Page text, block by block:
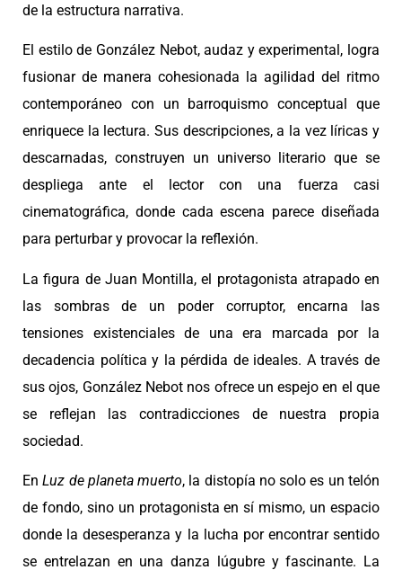
de la estructura narrativa.
El estilo de González Nebot, audaz y experimental, logra
fusionar de manera cohesionada la agilidad del ritmo
contemporáneo con un barroquismo conceptual que
enriquece la lectura. Sus descripciones, a la vez líricas y
descarnadas, construyen un universo literario que se
despliega ante el lector con una fuerza casi
cinematográfica, donde cada escena parece diseñada
para perturbar y provocar la reflexión.
La figura de Juan Montilla, el protagonista atrapado en
las sombras de un poder corruptor, encarna las
tensiones existenciales de una era marcada por la
decadencia política y la pérdida de ideales. A través de
sus ojos, González Nebot nos ofrece un espejo en el que
se reflejan las contradicciones de nuestra propia
sociedad.
EnLuz de planeta muerto, la distopía no solo es un telón
de fondo, sino un protagonista en sí mismo, un espacio
donde la desesperanza y la lucha por encontrar sentido
se entrelazan en una danza lúgubre y fascinante. La